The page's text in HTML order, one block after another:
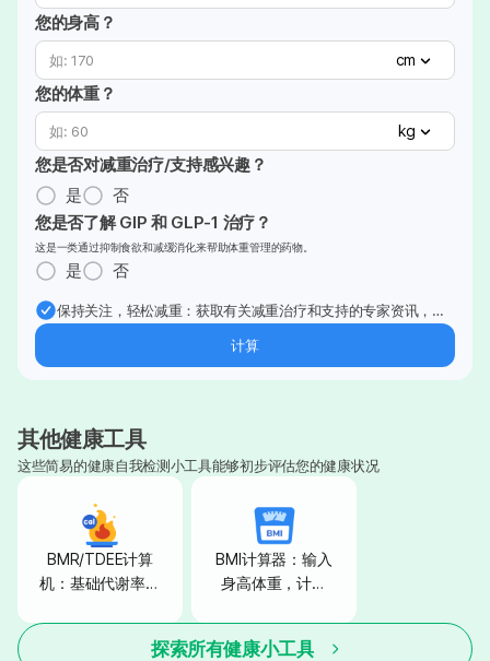
您的身高？
cm
您的体重？
kg
您是否对减重治疗/支持感兴趣？
是
否
您是否了解 GIP 和 GLP-1 治疗？
这是一类通过抑制食欲和减缓消化来帮助体重管理的药物。
是 否
保持关注，轻松减重：获取有关减重治疗和支持的专家资讯，直
计算
其他健康工具
这些简易的健康自我检测小工具能够初步评估您的健康状况
BMR/TDEE计算
机：基础代谢率、
BMI计算器：输入
身高体重，计算
探索所有健康小工具